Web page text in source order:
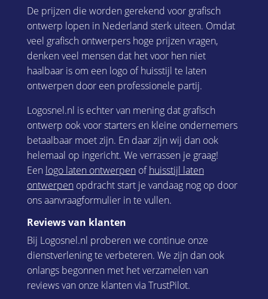
De prijzen die worden gerekend voor grafisch
ontwerp lopen in Nederland sterk uiteen. Omdat
veel grafisch ontwerpers hoge prijzen vragen,
denken veel mensen dat het voor hen niet
haalbaar is om een logo of huisstijl te laten
ontwerpen door een professionele partij.
Logosnel.nl is echter van mening dat grafisch
ontwerp ook voor starters en kleine ondernemers
betaalbaar moet zijn. En daar zijn wij dan ook
helemaal op ingericht. We verrassen je graag!
Een logo laten ontwerpenofhuisstijl laten
ontwerpenopdracht start je vandaag nog op door
ons aanvraagformulier in te vullen.
Reviews van klanten
Bij Logosnel.nl proberen we continue onze
dienstverlening te verbeteren. We zijn dan ook
onlangs begonnen met het verzamelen van
reviews van onze klanten via TrustPilot.